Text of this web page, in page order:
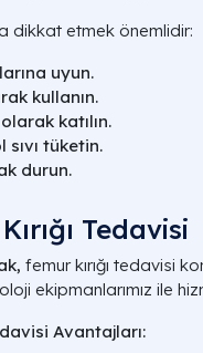
dikkat etmek önemlidir:
uyun.
kullanın.
katılın.
sıvı tüketin.
durun.
Tedavisi
femur kırığı tedavisi
ekipmanlarımız ile
Avantajları: